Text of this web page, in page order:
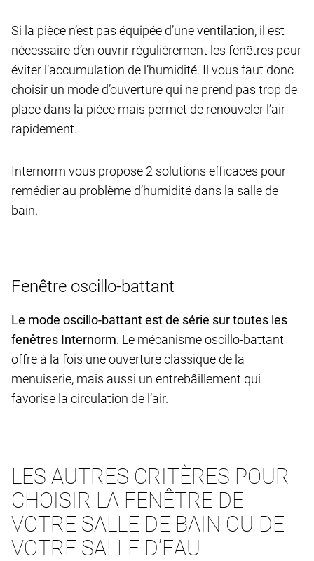
Si la pièce n’est pas équipée d’une ventilation, il est
nécessaire d’en ouvrir régulièrement les fenêtres pour
éviter l’accumulation de l’humidité. Il vous faut donc
choisir un mode d’ouverture qui ne prend pas trop de
place dans la pièce mais permet de renouveler l’air
rapidement.
Internorm vous propose 2 solutions efficaces pour
remédier au problème d’humidité dans la salle de
bain.
Fenêtre oscillo-battant
Le mode oscillo-battant est de série sur toutes les
fenêtres Internorm. Le mécanisme oscillo-battant
offre à la fois une ouverture classique de la
menuiserie, mais aussi un entrebâillement qui
favorise la circulation de l’air.
LES AUTRES CRITÈRES POUR
CHOISIR LA FENÊTRE DE
VOTRE SALLE DE BAIN OU DE
VOTRE SALLE D’EAU